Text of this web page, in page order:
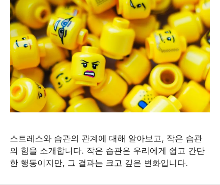
스트레스와 습관의 관계에 대해 알아보고, 작은 습관
의 힘을 소개합니다. 작은 습관은 우리에게 쉽고 간단
한 행동이지만, 그 결과는 크고 깊은 변화입니다.